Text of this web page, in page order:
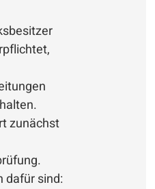
zunächst
dafür sind: